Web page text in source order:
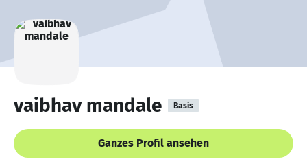
vaibhav mandale Basis
Ganzes Profil ansehen